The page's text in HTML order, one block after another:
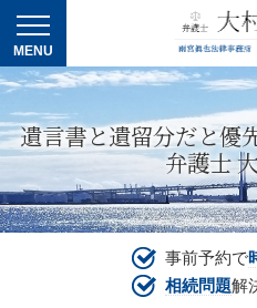
遺言書と遺留分だと優
弁護士
事前予約で
相続問題解